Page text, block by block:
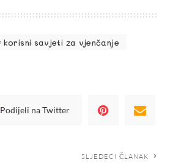
korisni savjeti za vjenčanje
Podijeli na Twitter
SLJEDEĆI ČLANAK